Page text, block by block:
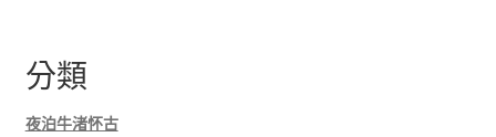
分類
夜泊牛渚怀古